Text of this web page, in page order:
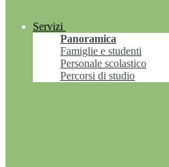
Servizi
Panoramica
Famiglie e studenti
Personale scolastico
Percorsi di studio